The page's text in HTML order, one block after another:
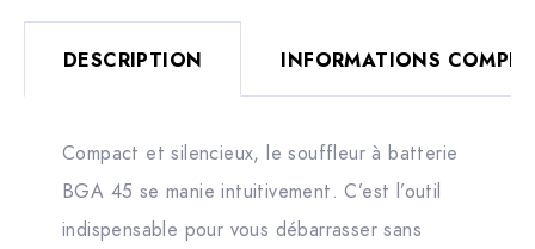
DESCRIPTION INFORMATIONS
Compact et silencieux, le souffleur à batterie
BGA 45 se manie intuitivement. C’est l’outil
indispensable pour vous débarrasser sans